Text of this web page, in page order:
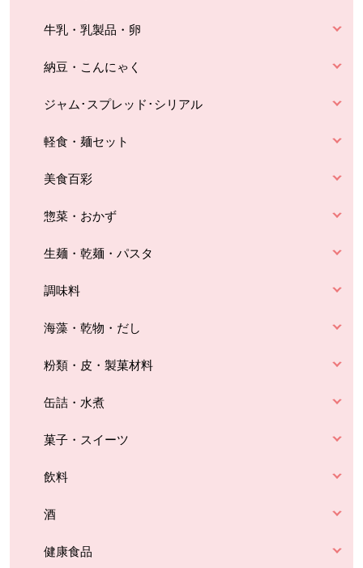
牛乳・乳製品・卵
納豆・こんにゃく
ジャム･スプレッド･シリアル
軽食・麺セット
美食百彩
惣菜・おかず
生麺・乾麺・パスタ
調味料
海藻・乾物・だし
粉類・皮・製菓材料
缶詰・水煮
菓子・スイーツ
飲料
酒
健康食品